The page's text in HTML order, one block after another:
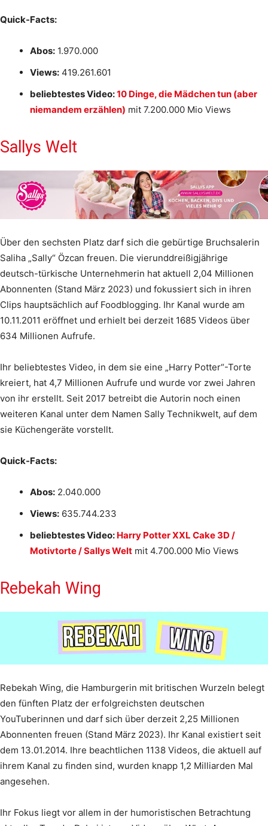
Quick-Facts:
Abos: 1.970.000
Views: 419.261.601
beliebtestes Video:10 Dinge, die Mädchen tun (aber
niemandem erzählen) mit 7.200.000 Mio Views
Sallys Welt
Über den sechsten Platz darf sich die gebürtige Bruchsalerin
Saliha „Sally“ Özcan freuen. Die vierunddreißigjährige
deutsch-türkische Unternehmerin hat aktuell 2,04 Millionen
Abonnenten (Stand März 2023) und fokussiert sich in ihren
Clips hauptsächlich auf Foodblogging. Ihr Kanal wurde am
10.11.2011 eröffnet und erhielt bei derzeit 1685 Videos über
634 Millionen Aufrufe.
Ihr beliebtestes Video, in dem sie eine „Harry Potter“-Torte
kreiert, hat 4,7 Millionen Aufrufe und wurde vor zwei Jahren
von ihr erstellt. Seit 2017 betreibt die Autorin noch einen
weiteren Kanal unter dem Namen Sally Technikwelt, auf dem
sie Küchengeräte vorstellt.
Quick-Facts:
Abos: 2.040.000
Views: 635.744.233
beliebtestes Video: Harry Potter XXL Cake 3D /
Motivtorte / Sallys Welt mit 4.700.000 Mio Views
Rebekah Wing
Rebekah Wing, die Hamburgerin mit britischen Wurzeln belegt
den fünften Platz der erfolgreichsten deutschen
YouTuberinnen und darf sich über derzeit 2,25 Millionen
Abonnenten freuen (Stand März 2023). Ihr Kanal existiert seit
dem 13.01.2014. Ihre beachtlichen 1138 Videos, die aktuell auf
ihrem Kanal zu finden sind, wurden knapp 1,2 Milliarden Mal
angesehen.
Ihr Fokus liegt vor allem in der humoristischen Betrachtung